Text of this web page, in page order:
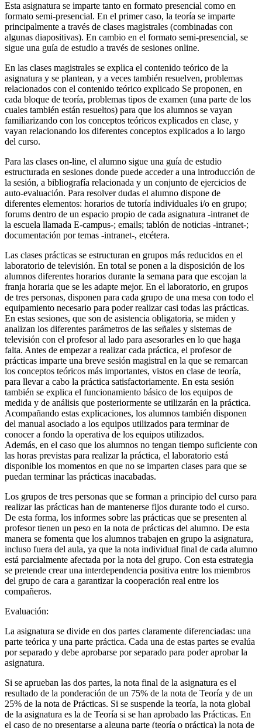
Esta asignatura se imparte tanto en formato presencial como en
formato semi-presencial. En el primer caso, la teoría se imparte
principalmente a través de clases magistrales (combinadas con
algunas diapositivas). En cambio en el formato semi-presencial, se
sigue una guía de estudio a través de sesiones online.
En las clases magistrales se explica el contenido teórico de la
asignatura y se plantean, y a veces también resuelven, problemas
relacionados con el contenido teórico explicado Se proponen, en
cada bloque de teoría, problemas tipos de examen (una parte de los
cuales también están resueltos) para que los alumnos se vayan
familiarizando con los conceptos teóricos explicados en clase, y
vayan relacionando los diferentes conceptos explicados a lo largo
del curso.
Para las clases on-line, el alumno sigue una guía de estudio
estructurada en sesiones donde puede acceder a una introducción de
la sesión, a bibliografía relacionada y un conjunto de ejercicios de
auto-evaluación. Para resolver dudas el alumno dispone de
diferentes elementos: horarios de tutoría individuales i/o en grupo;
forums dentro de un espacio propio de cada asignatura -intranet de
la escuela llamada E-campus-; emails; tablón de noticias -intranet-;
documentación por temas -intranet-, etcétera.
Las clases prácticas se estructuran en grupos más reducidos en el
laboratorio de televisión. En total se ponen a la disposición de los
alumnos diferentes horarios durante la semana para que escojan la
franja horaria que se les adapte mejor. En el laboratorio, en grupos
de tres personas, disponen para cada grupo de una mesa con todo el
equipamiento necesario para poder realizar casi todas las prácticas.
En estas sesiones, que son de asistencia obligatoria, se miden y
analizan los diferentes parámetros de las señales y sistemas de
televisión con el profesor al lado para asesorarles en lo que haga
falta. Antes de empezar a realizar cada práctica, el profesor de
prácticas imparte una breve sesión magistral en la que se remarcan
los conceptos teóricos más importantes, vistos en clase de teoría,
para llevar a cabo la práctica satisfactoriamente. En esta sesión
también se explica el funcionamiento básico de los equipos de
medida y de análisis que posteriormente se utilizarán en la práctica.
Acompañando estas explicaciones, los alumnos también disponen
del manual asociado a los equipos utilizados para terminar de
conocer a fondo la operativa de los equipos utilizados.
Además, en el caso que los alumnos no tengan tiempo suficiente con
las horas previstas para realizar la práctica, el laboratorio está
disponible los momentos en que no se imparten clases para que se
puedan terminar las prácticas inacabadas.
Los grupos de tres personas que se forman a principio del curso para
realizar las prácticas han de mantenerse fijos durante todo el curso.
De esta forma, los informes sobre las prácticas que se presenten al
profesor tienen un peso en la nota de prácticas del alumno. De esta
manera se fomenta que los alumnos trabajen en grupo la asignatura,
incluso fuera del aula, ya que la nota individual final de cada alumno
está parcialmente afectada por la nota del grupo. Con esta estrategia
se pretende crear una interdependencia positiva entre los miembros
del grupo de cara a garantizar la cooperación real entre los
compañeros.
Evaluación:
La asignatura se divide en dos partes claramente diferenciadas: una
parte teórica y una parte práctica. Cada una de estas partes se evalúa
por separado y debe aprobarse por separado para poder aprobar la
asignatura.
Si se aprueban las dos partes, la nota final de la asignatura es el
resultado de la ponderación de un 75% de la nota de Teoría y de un
25% de la nota de Prácticas. Si se suspende la teoría, la nota global
de la asignatura es la de Teoría si se han aprobado las Prácticas. En
el caso de no presentarse a alguna parte (teoría o práctica) la nota de